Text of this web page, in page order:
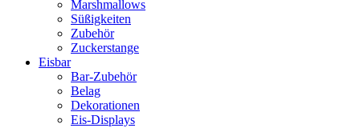
Marshmallows
Süßigkeiten
Zubehör
Zuckerstange
Eisbar
Bar-Zubehör
Belag
Dekorationen
Eis-Displays